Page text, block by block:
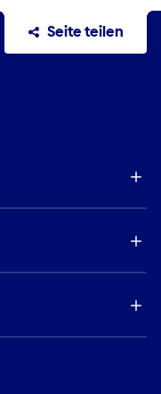
Seite teilen